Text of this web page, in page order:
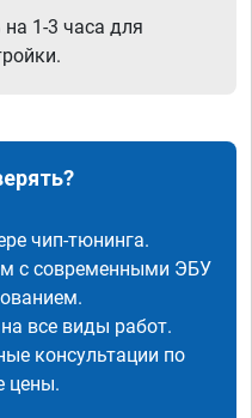
1-3 часа для
чип-тюнинга.
с современными ЭБУ
все виды работ.
консультации по
цены.